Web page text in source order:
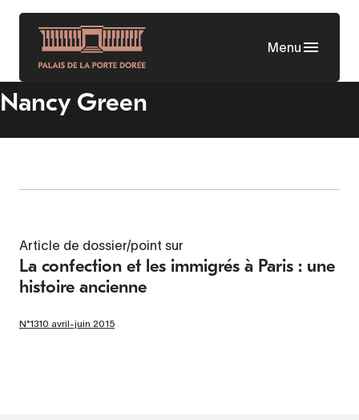
Aller
contenu
principal
Menu
Nancy Green
Article de dossier/point sur
La confection et les immigrés à Paris : une
histoire ancienne
N°1310 avril-juin 2015